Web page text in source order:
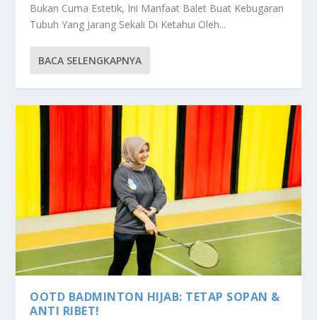
Bukan Cuma Estetik, Ini Manfaat Balet Buat Kebugaran
Tubuh Yang Jarang Sekali Di Ketahui Oleh...
BACA SELENGKAPNYA
OOTD BADMINTON HIJAB: TETAP SOPAN &
ANTI RIBET!